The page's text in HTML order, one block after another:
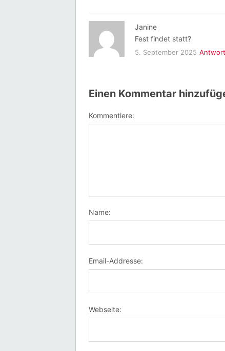
Janine
Fest findet statt?
5. September 2025
Einen Kommentar
Kommentiere:
Name:
Email-Addresse:
Webseite: